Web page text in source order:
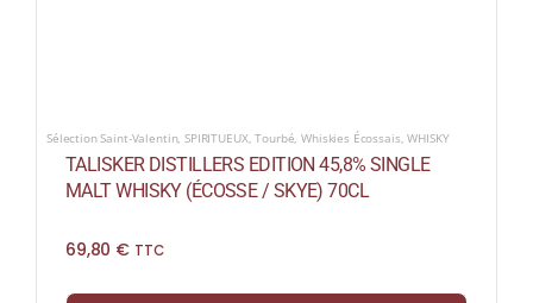
Sélection Saint-Valentin,SPIRITUEUX,Tourbé,Whiskies Écossais,WHISKY
TALISKER DISTILLERS EDITION 45,8% SINGLE
MALT WHISKY (ÉCOSSE / SKYE) 70CL
69,80 € TTC